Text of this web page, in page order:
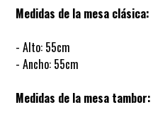
Medidas de la mesa clásica:
- Alto: 55cm
- Ancho: 55cm
Medidas de la mesa tambor: